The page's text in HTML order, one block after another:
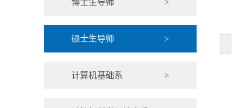
博士生导师 >
硕士生导师 >
计算机基础系 >